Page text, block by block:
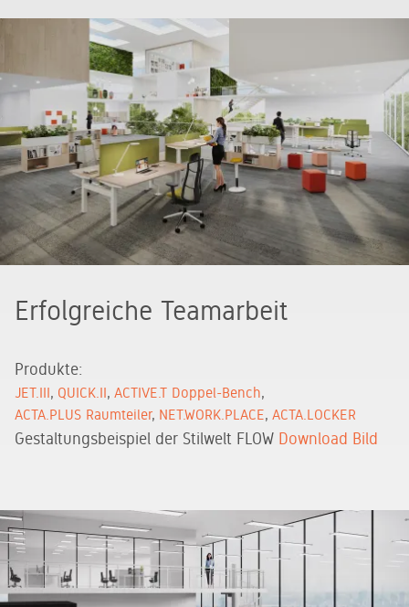
Erfolgreiche Teamarbeit
Produkte:
JET.III QUICK.II ACTIVE.T Doppel-Bench
ACTA.PLUS Raumteiler NET.WORK.PLACE ACTA.LOCKER
Gestaltungsbeispiel der Stilwelt FLOW Download Bild